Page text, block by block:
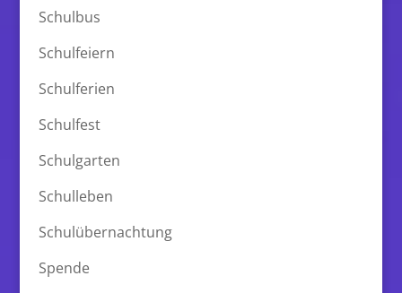
Schulbus
Schulfeiern
Schulferien
Schulfest
Schulgarten
Schulleben
Schulübernachtung
Spende